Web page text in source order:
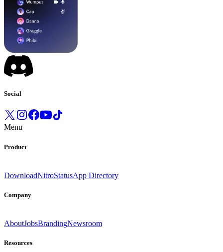
Social
Menu
Product
DownloadNitroStatusApp Directory
Company
AboutJobsBrandingNewsroom
Resources